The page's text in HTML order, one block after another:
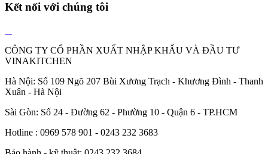
Kết nối với chúng tôi
CÔNG TY CỔ PHẦN XUẤT NHẬP KHẨU VÀ ĐẦU TƯ
VINAKITCHEN
Hà Nội: Số 109 Ngõ 207 Bùi Xương Trạch - Khương Đình - Thanh
Xuân - Hà Nội
Sài Gòn: Số 24 - Đường 62 - Phường 10 - Quận 6 - TP.HCM
Hotline : 0969 578 901 - 0243 232 3683